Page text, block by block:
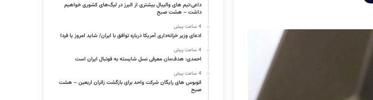
داعی:تیم های والیبال بیشتری از البرز در لیگ‌های کشوری خواهیم
داشت – هشت صبح
4 ساعت پیش
ادعای وزیر خزانه‌داری آمریکا درباره توافق با ایران/ شاید امروز یا فردا
4 ساعت پیش
احمدی: هدف‌مان معرفی نسل شایسته به فوتبال ایران است
4 ساعت پیش
اتوبوس های رایگان شرکت واحد برای بازگشت زائران اربعین – هشت
صبح